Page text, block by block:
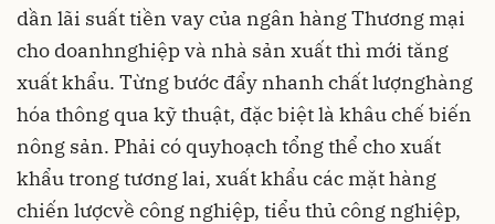
dần lãi suất tiền vay của ngân hàng Thương mại
cho doanhnghiệp và nhà sản xuất thì mới tăng
xuất khẩu. Từng bước đẩy nhanh chất lượnghàng
hóa thông qua kỹ thuật, đặc biệt là khâu chế biến
nông sản. Phải có quyhoạch tổng thể cho xuất
khẩu trong tương lai, xuất khẩu các mặt hàng
chiến lượcvề công nghiệp, tiểu thủ công nghiệp,